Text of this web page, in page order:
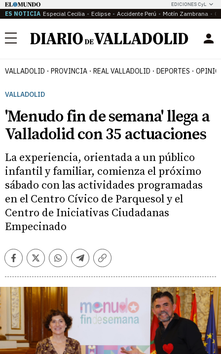
EDICIONES CyL
ES NOTICIA Especial Cecilia Eclipse Accidente Perú Motín Zambrana
Menú
VALLADOLID PROVINCIA REAL VALLADOLID DEPORTES
VALLADOLID
'Menudo fin de semana' llega a
Valladolid con 35 actuaciones
La experiencia, orientada a un público
infantil y familiar, comienza el próximo
sábado con las actividades programadas
en el Centro Cívico de Parquesol y el
Centro de Iniciativas Ciudadanas
Empecinado
FacebookTwitterWhatsappTelegramCopiar